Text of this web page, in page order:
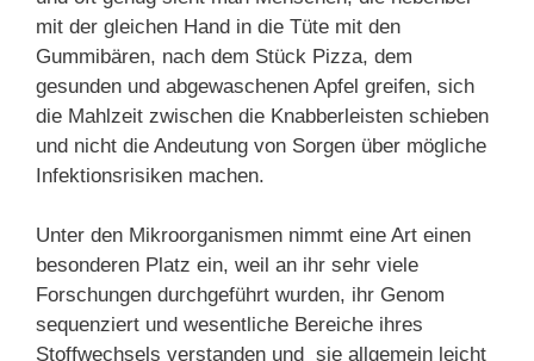
mit der gleichen Hand in die Tüte mit den
Gummibären, nach dem Stück Pizza, dem
gesunden und abgewaschenen Apfel greifen, sich
die Mahlzeit zwischen die Knabberleisten schieben
und nicht die Andeutung von Sorgen über mögliche
Infektionsrisiken machen.
Unter den Mikroorganismen nimmt eine Art einen
besonderen Platz ein, weil an ihr sehr viele
Forschungen durchgeführt wurden, ihr Genom
sequenziert und wesentliche Bereiche ihres
Stoffwechsels verstanden und sie allgemein leicht